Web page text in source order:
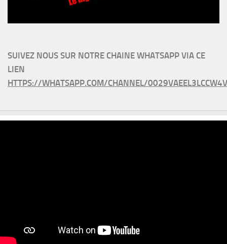
SUIVEZ NOUS SUR NOTRE CHAINE WHATSAPP VIA CE
LIEN
HTTPS://WHATSAPP.COM/CHANNEL/